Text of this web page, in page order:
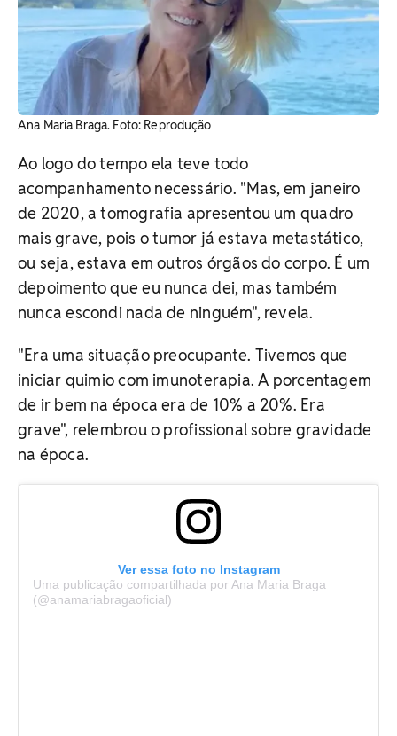
Ana Maria Braga. ​Foto: Reprodução
Ao logo do tempo ela teve todo
acompanhamento necessário. "Mas, em janeiro
de 2020, a tomografia apresentou um quadro
mais grave, pois o tumor já estava metastático,
ou seja, estava em outros órgãos do corpo. É um
depoimento que eu nunca dei, mas também
nunca escondi nada de ninguém", revela.
"Era uma situação preocupante. Tivemos que
iniciar quimio com imunoterapia. A porcentagem
de ir bem na época era de 10% a 20%. Era
grave", relembrou o profissional sobre gravidade
na época.
Ver essa foto no Instagram
Uma publicação compartilhada por Ana Maria Braga
(@anamariabragaoficial)